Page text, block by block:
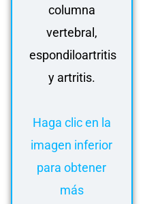
columna
vertebral,
espondiloartritis
y artritis.
Haga clic en la
imagen inferior
para obtener
más